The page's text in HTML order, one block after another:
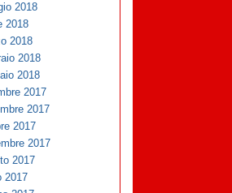
2018
2018
2018
2018
2018
2017
2017
2017
2017
2017
2017